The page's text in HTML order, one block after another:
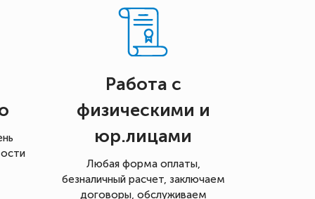
Работа с
физическими и
юр.лицами
Любая форма оплаты,
безналичный расчет, заключаем
договоры, обслуживаем